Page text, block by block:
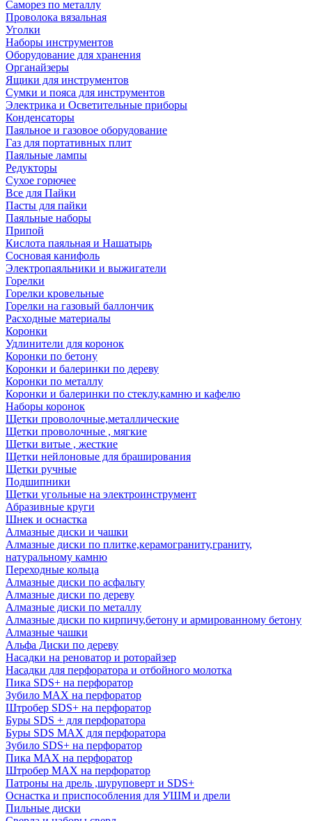
Саморез по металлу
Проволока вязальная
Уголки
Наборы инструментов
Оборудование для хранения
Органайзеры
Ящики для инструментов
Сумки и пояса для инструментов
Электрика и Осветительные приборы
Конденсаторы
Паяльное и газовое оборудование
Газ для портативных плит
Паяльные лампы
Редукторы
Сухое горючее
Все для Пайки
Пасты для пайки
Паяльные наборы
Припой
Кислота паяльная и Нашатырь
Сосновая канифоль
Электропаяльники и выжигатели
Горелки
Горелки кровельные
Горелки на газовый баллончик
Расходные материалы
Коронки
Удлинители для коронок
Коронки по бетону
Коронки и балеринки по дереву
Коронки по металлу
Коронки и балеринки по стеклу,камню и кафелю
Наборы коронок
Щетки проволочные,металлические
Щетки проволочные , мягкие
Щетки витые , жесткие
Щетки нейлоновые для браширования
Щетки ручные
Подшипники
Щетки угольные на электроинструмент
Абразивные круги
Шнек и оснастка
Алмазные диски и чашки
Алмазные диски по плитке,керамограниту,граниту,
натуральному камню
Переходные кольца
Алмазные диски по асфальту
Алмазные диски по дереву
Алмазные диски по металлу
Алмазные диски по кирпичу,бетону и армированному бетону
Алмазные чашки
Альфа Диски по дереву
Насадки на реноватор и роторайзер
Насадки для перфоратора и отбойного молотка
Пика SDS+ на перфоратор
Зубило MAX на перфоратор
Штробер SDS+ на перфоратор
Буры SDS + для перфоратора
Буры SDS MAX для перфоратора
Зубило SDS+ на перфоратор
Пика MAX на перфоратор
Штробер MAX на перфоратор
Патроны на дрель ,шуруповерт и SDS+
Оснастка и приспособления для УШМ и дрели
Пильные диски